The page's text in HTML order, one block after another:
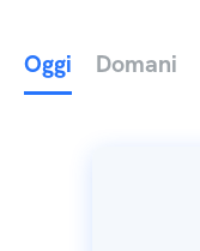
Oggi Domani